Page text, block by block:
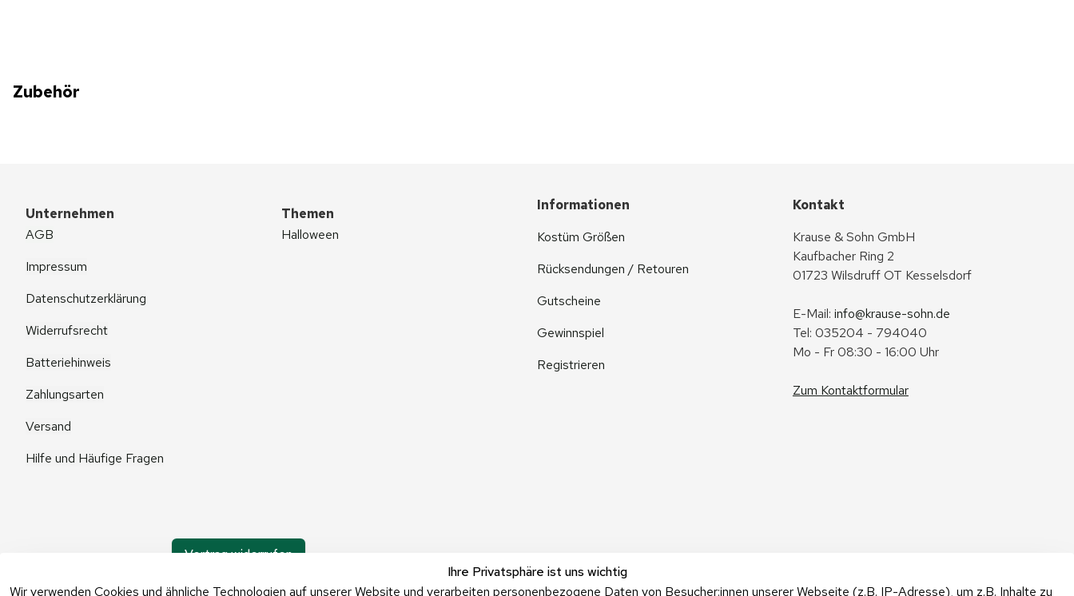
Zubehör
Ihre Privatsphäre ist uns wichtig
Wir verwenden Cookies und ähnliche Technologien auf unserer Website und verarbeiten personenbezogene Daten von Besucher:innen unserer Webseite (z.B. IP-Adresse), um z.B. Inhalte zu
Unternehmen
AGB
Impressum
Datenschutzerklärung
Widerrufsrecht
Batteriehinweis
Zahlungsarten
Versand
Hilfe und Häufige Fragen
Themen
Halloween
Informationen
Kostüm Größen
Rücksendungen / Retouren
Gutscheine
Gewinnspiel
Registrieren
Kontakt
Krause & Sohn GmbH
Kaufbacher Ring 2
01723 Wilsdruff OT Kesselsdorf
E-Mail: info@krause-sohn.de
Tel: 035204 - 794040
Mo - Fr 08:30 - 16:00 Uhr
Zum Kontaktformular
Vertrag widerrufen